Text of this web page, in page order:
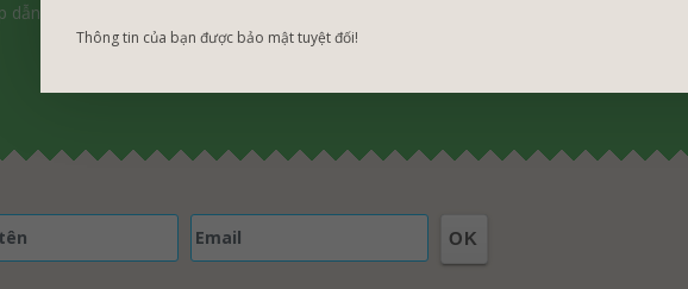
dẫn nhất!
OK
Thông tin của bạn được bảo mật tuyệt đối!